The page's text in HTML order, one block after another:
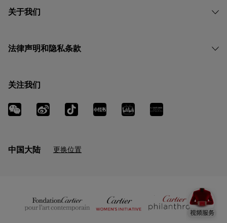
关于我们
法律声明和隐私条款
关注我们
中国大陆 更换位置